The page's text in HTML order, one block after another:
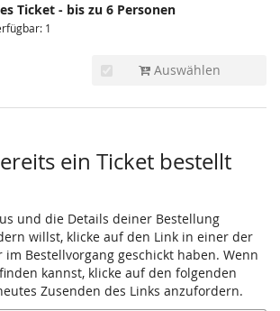
Ticket - bis zu 6 Personen
1
Auswählen
ein Ticket bestellt
und die Details deiner Bestellung
willst, klicke auf den Link in einer der
im Bestellvorgang geschickt haben. Wenn
kannst, klicke auf den folgenden
Zusenden des Links anzufordern.